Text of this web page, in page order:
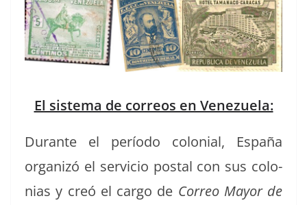
El sistema de correos en Venezuela:
Durante el perío­do colo­nial, España
orga­nizó el ser­vi­cio postal con sus colo­
nias y creó el car­go de Correo May­or de